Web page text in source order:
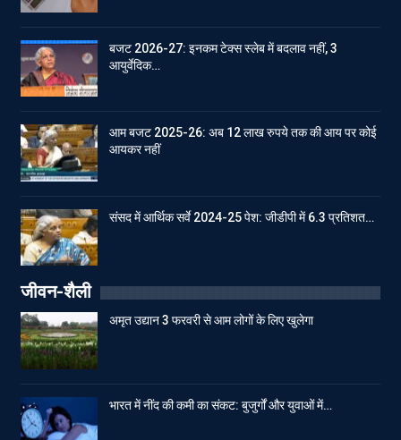
बजट 2026-27: इनकम टेक्स स्लेब में बदलाव नहीं, 3
आयुर्वेदिक…
आम बजट 2025-26: अब 12 लाख रुपये तक की आय पर कोई
आयकर नहीं
संसद में आर्थिक सर्वे 2024-25 पेश: जीडीपी में 6.3 प्रतिशत…
जीवन-शैली
अमृत उद्यान 3 फरवरी से आम लोगों के लिए खुलेगा
भारत में नींद की कमी का संकट: बुजुर्गों और युवाओं में…